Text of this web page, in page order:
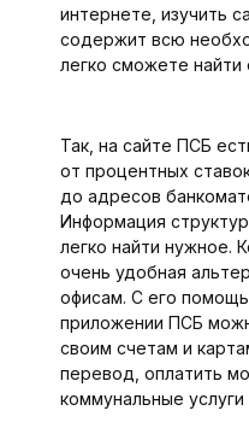
интернете, изучить
содержит всю
легко сможете
Так, на сайте ПСБ
от процентных
до адресов
Информация
легко найти нужное.
очень удобная
офисам. С его
приложении ПСБ
своим счетам и
перевод, оплатить
коммунальные